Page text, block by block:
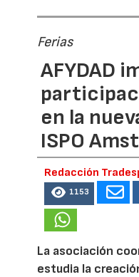
Ferias
AFYDAD
en la
ISPO
Redacción
1153
La asociación
estudia la